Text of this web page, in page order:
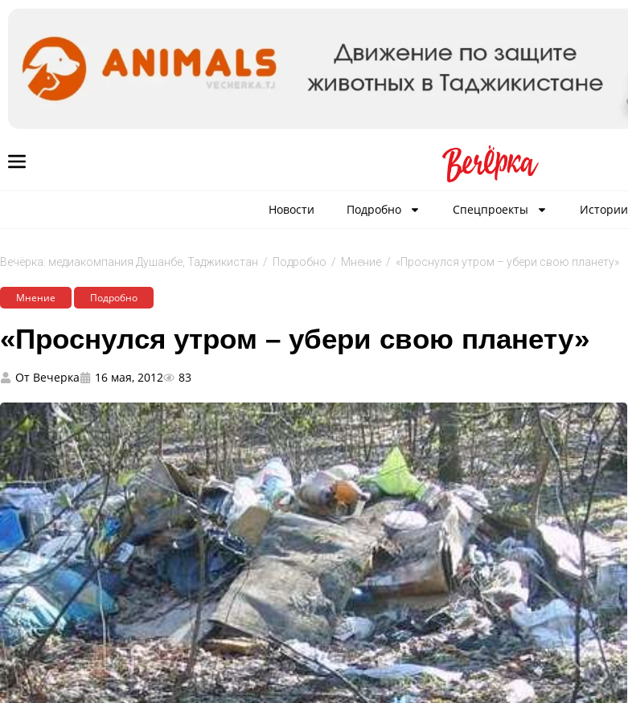
Новости Подробно Спецпроекты Истории
Вечёрка: медиакомпания Душанбе, Таджикистан / Подробно / Мнение / «Проснулся утром – убери свою планету»
Мнение Подробно
«Проснулся утром – убери свою планету»
От Вечерка 16 мая, 2012 83